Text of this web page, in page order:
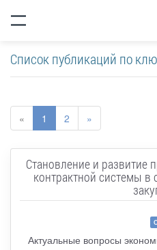
Список публикаций по
« 1 2 »
Становление и развитие
контрактной системы в
Актуальные вопросы